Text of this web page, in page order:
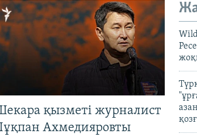
қызметі журналист
Ахмедияровты